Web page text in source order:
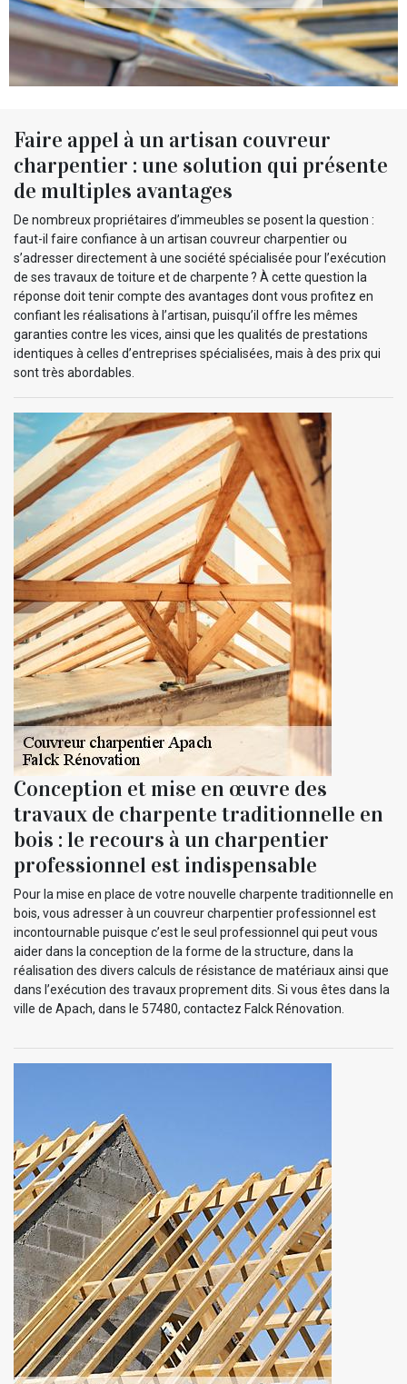
Faire appel à un artisan couvreur
charpentier : une solution qui présente
de multiples avantages
De nombreux propriétaires d’immeubles se posent la question :
faut-il faire confiance à un artisan couvreur charpentier ou
s’adresser directement à une société spécialisée pour l’exécution
de ses travaux de toiture et de charpente ? À cette question la
réponse doit tenir compte des avantages dont vous profitez en
confiant les réalisations à l’artisan, puisqu’il offre les mêmes
garanties contre les vices, ainsi que les qualités de prestations
identiques à celles d’entreprises spécialisées, mais à des prix qui
sont très abordables.
Conception et mise en œuvre des
travaux de charpente traditionnelle en
bois : le recours à un charpentier
professionnel est indispensable
Pour la mise en place de votre nouvelle charpente traditionnelle en
bois, vous adresser à un couvreur charpentier professionnel est
incontournable puisque c’est le seul professionnel qui peut vous
aider dans la conception de la forme de la structure, dans la
réalisation des divers calculs de résistance de matériaux ainsi que
dans l’exécution des travaux proprement dits. Si vous êtes dans la
ville de Apach, dans le 57480, contactez Falck Rénovation.